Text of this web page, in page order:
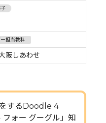
担当教科
阪しあわせ
するDoodle 4
ォー グーグル」知